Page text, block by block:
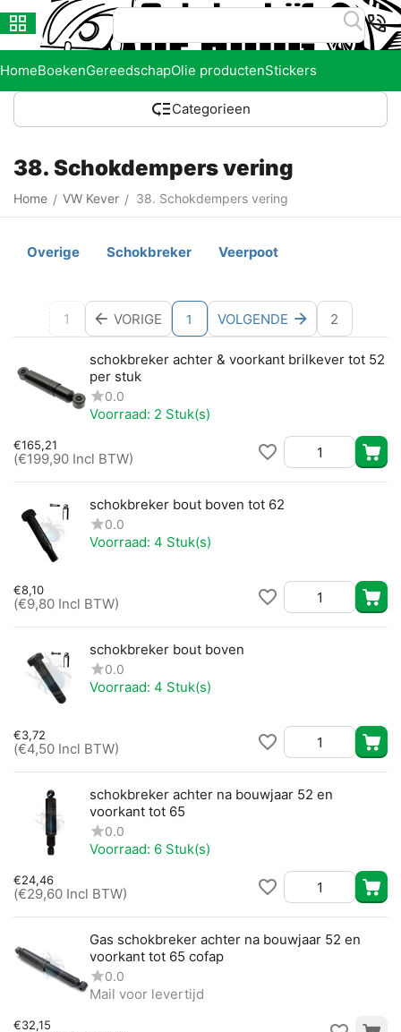
HomeBoekenGereedschapOlie productenStickers
Categorieen
38. Schokdempers vering
Home / VW Kever / 38. Schokdempers vering
Overige Schokbreker Veerpoot
1 VORIGE 1 VOLGENDE 2
schokbreker achter & voorkant brilkever tot 52
per stuk
0.0
Voorraad: 2 Stuk(s)
€165,21
(€199,90 Incl BTW)
schokbreker bout boven tot 62
0.0
Voorraad: 4 Stuk(s)
€8,10
(€9,80 Incl BTW)
schokbreker bout boven
0.0
Voorraad: 4 Stuk(s)
€3,72
(€4,50 Incl BTW)
schokbreker achter na bouwjaar 52 en
voorkant tot 65
0.0
Voorraad: 6 Stuk(s)
€24,46
(€29,60 Incl BTW)
Gas schokbreker achter na bouwjaar 52 en
voorkant tot 65 cofap
0.0
Mail voor levertijd
€32,15